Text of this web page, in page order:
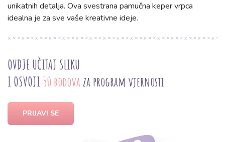
unikatnih detalja. Ova svestrana pamučna keper vrpca
idealna je za sve vaše kreativne ideje.
OVDJE UČITAJ SLIKU
I OSVOJI 50 bodova za program vjernosti
PRIJAVI SE